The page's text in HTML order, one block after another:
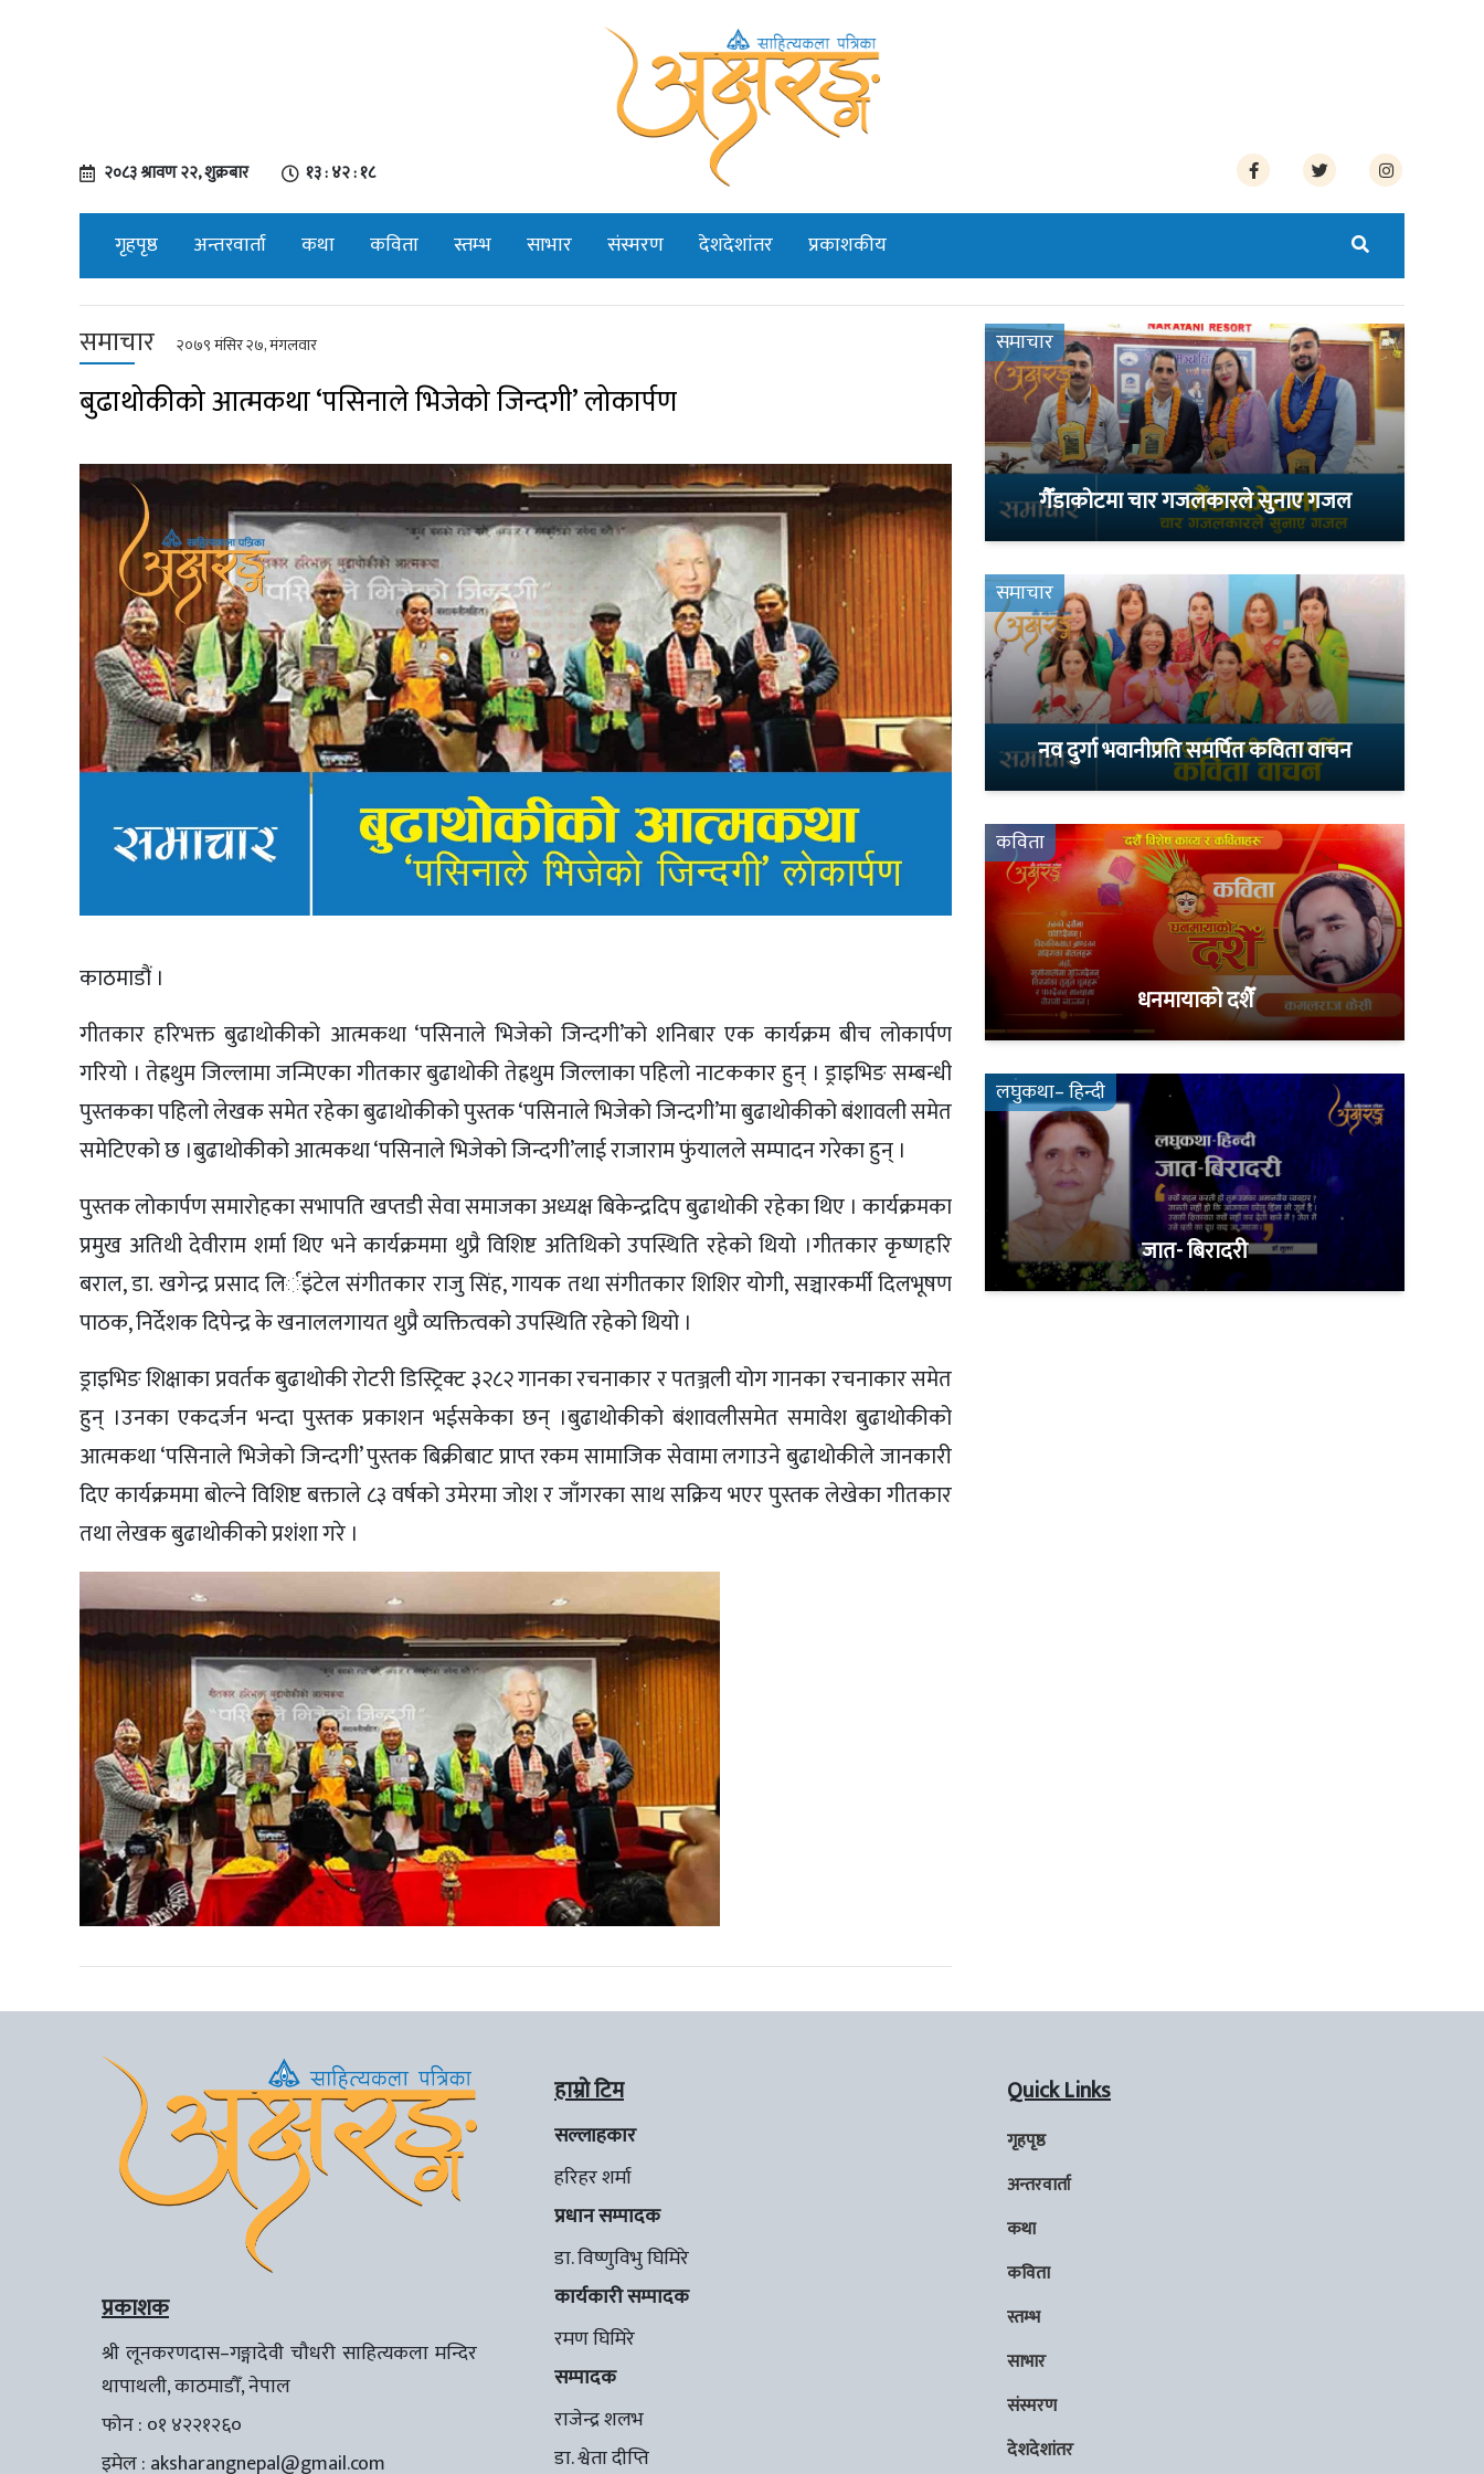
२०८३ श्रावण २२, शुक्रबार १३ : ४२ : १९
गृहपृष्ठ अन्तरवार्ता कथा कविता स्तम्भ साभार संस्मरण देशदेशांतर प्रकाशकीय
समाचार २०७९ मंसिर २७, मंगलवार
बुढाथोकीको आत्मकथा ‘पसिनाले भिजेको जिन्दगी’ लोकार्पण
काठमाडौं ।
गीतकार हरिभक्त बुढाथोकीको आत्मकथा ‘पसिनाले भिजेको जिन्दगी’को शनिबार एक कार्यक्रम बीच लोकार्पण
गरियो । तेह्रथुम जिल्लामा जन्मिएका गीतकार बुढाथोकी तेह्रथुम जिल्लाका पहिलो नाटककार हुन् । ड्राइभिङ सम्बन्धी
पुस्तकका पहिलो लेखक समेत रहेका बुढाथोकीको पुस्तक ‘पसिनाले भिजेको जिन्दगी’मा बुढाथोकीको बंशावली समेत
समेटिएको छ ।बुढाथोकीको आत्मकथा ‘पसिनाले भिजेको जिन्दगी’लाई राजाराम फुंयालले सम्पादन गरेका हुन् ।
पुस्तक लोकार्पण समारोहका सभापति खप्तडी सेवा समाजका अध्यक्ष बिकेन्द्रदिप बुढाथोकी रहेका थिए । कार्यक्रमका
प्रमुख अतिथी देवीराम शर्मा थिए भने कार्यक्रममा थुप्रै विशिष्ट अतिथिको उपस्थिति रहेको थियो ।गीतकार कृष्णहरि
बराल, डा. खगेन्द्र प्रसाद लिर्इंटेल संगीतकार राजु सिंह, गायक तथा संगीतकार शिशिर योगी, सञ्चारकर्मी दिलभूषण
पाठक, निर्देशक दिपेन्द्र के खनाललगायत थुप्रै व्यक्तित्वको उपस्थिति रहेको थियो ।
ड्राइभिङ शिक्षाका प्रवर्तक बुढाथोकी रोटरी डिस्ट्रिक्ट ३२८२ गानका रचनाकार र पतञ्जली योग गानका रचनाकार समेत
हुन् ।उनका एकदर्जन भन्दा पुस्तक प्रकाशन भईसकेका छन् ।बुढाथोकीको बंशावलीसमेत समावेश बुढाथोकीको
आत्मकथा ‘पसिनाले भिजेको जिन्दगी’ पुस्तक बिक्रीबाट प्राप्त रकम सामाजिक सेवामा लगाउने बुढाथोकीले जानकारी
दिए कार्यक्रममा बोल्ने विशिष्ट बक्ताले ८३ वर्षको उमेरमा जोश र जाँगरका साथ सक्रिय भएर पुस्तक लेखेका गीतकार
तथा लेखक बुढाथोकीको प्रशंशा गरे ।
समाचार
गैँडाकोटमा चार गजलकारले सुनाए गजल
समाचार
नव दुर्गा भवानीप्रति समर्पित कविता वाचन
कविता
धनमायाको दशैँ
लघुकथा– हिन्दी
जात- बिरादरी
प्रकाशक
श्री लूनकरणदास–गङ्गादेवी चौधरी साहित्यकला मन्दिर
थापाथली, काठमाडौँ, नेपाल
फोन : ०१ ४२२१२६०
इमेल : aksharangnepal@gmail.com
हाम्रो टिम
सल्लाहकार
हरिहर शर्मा
प्रधान सम्पादक
डा. विष्णुविभु घिमिरे
कार्यकारी सम्पादक
रमण घिमिरे
सम्पादक
राजेन्द्र शलभ
डा. श्वेता दीप्ति
Quick Links
गृहपृष्ठ
अन्तरवार्ता
कथा
कविता
स्तम्भ
साभार
संस्मरण
देशदेशांतर